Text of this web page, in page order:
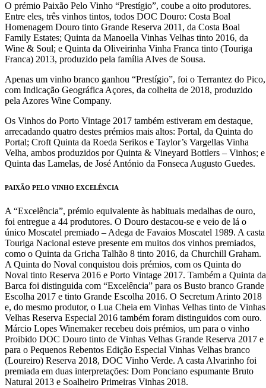
O prémio Paixão Pelo Vinho “Prestígio”, coube a oito produtores.
Entre eles, três vinhos tintos, todos DOC Douro: Costa Boal
Homenagem Douro tinto Grande Reserva 2011, da Costa Boal
Family Estates; Quinta da Manoella Vinhas Velhas tinto 2016, da
Wine & Soul; e Quinta da Oliveirinha Vinha Franca tinto (Touriga
Franca) 2013, produzido pela família Alves de Sousa.
Apenas um vinho branco ganhou “Prestígio”, foi o Terrantez do Pico,
com Indicação Geográfica Açores, da colheita de 2018, produzido
pela Azores Wine Company.
Os Vinhos do Porto Vintage 2017 também estiveram em destaque,
arrecadando quatro destes prémios mais altos: Portal, da Quinta do
Portal; Croft Quinta da Roeda Serikos e Taylor’s Vargellas Vinha
Velha, ambos produzidos por Quinta & Vineyard Bottlers – Vinhos; e
Quinta das Lamelas, de José António da Fonseca Augusto Guedes.
PAIXÃO PELO VINHO EXCELÊNCIA
A “Excelência”, prémio equivalente às habituais medalhas de ouro,
foi entregue a 44 produtores. O Douro destacou-se e veio de lá o
único Moscatel premiado – Adega de Favaios Moscatel 1989. A casta
Touriga Nacional esteve presente em muitos dos vinhos premiados,
como o Quinta da Gricha Talhão 8 tinto 2016, da Churchill Graham.
A Quinta do Noval conquistou dois prémios, com os Quinta do
Noval tinto Reserva 2016 e Porto Vintage 2017. Também a Quinta da
Barca foi distinguida com “Excelência” para os Busto branco Grande
Escolha 2017 e tinto Grande Escolha 2016. O Secretum Arinto 2018
e, do mesmo produtor, o Lua Cheia em Vinhas Velhas tinto de Vinhas
Velhas Reserva Especial 2016 também foram distinguidos com ouro.
Márcio Lopes Winemaker recebeu dois prémios, um para o vinho
Proibido DOC Douro tinto de Vinhas Velhas Grande Reserva 2017 e
para o Pequenos Rebentos Edição Especial Vinhas Velhas branco
(Loureiro) Reserva 2018, DOC Vinho Verde. A casta Alvarinho foi
premiada em duas interpretações: Dom Ponciano espumante Bruto
Natural 2013 e Soalheiro Primeiras Vinhas 2018.